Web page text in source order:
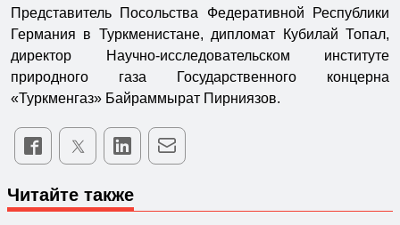
Представитель Посольства Федеративной Республики
Германия в Туркменистане, дипломат Кубилай Топал,
директор Научно-исследовательском институте
природного газа Государственного концерна
«Туркменгаз» Байраммырат Пирниязов.
Читайте также